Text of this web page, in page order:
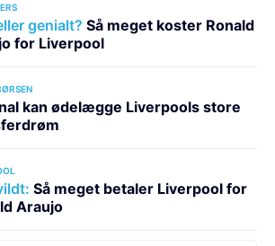
genialt? Så meget koster Ronald
for Liverpool
kan ødelægge Liverpools store
Så meget betaler Liverpool for
Araujo